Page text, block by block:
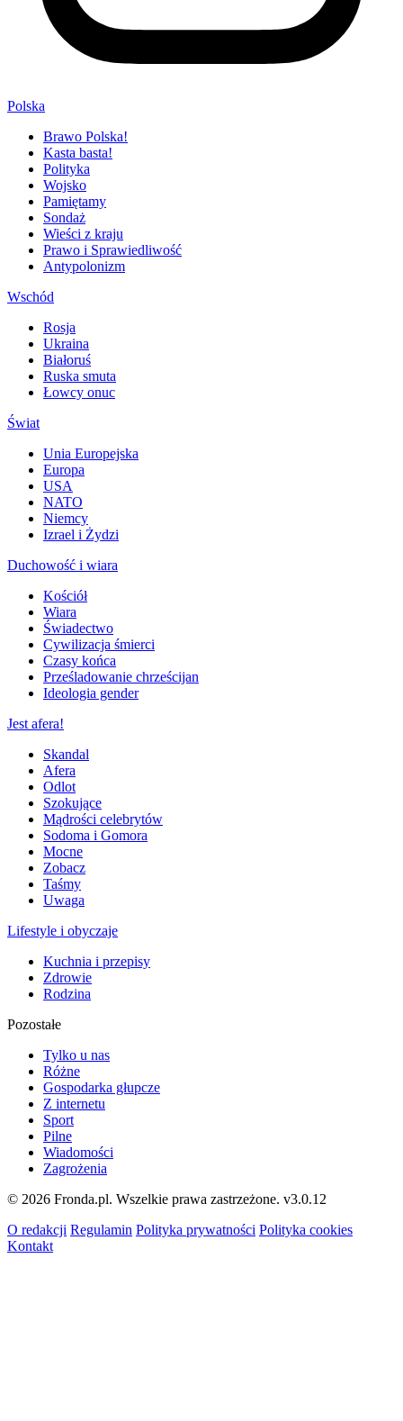
Polska
Brawo Polska!
Kasta basta!
Polityka
Wojsko
Pamiętamy
Sondaż
Wieści z kraju
Prawo i Sprawiedliwość
Antypolonizm
Wschód
Rosja
Ukraina
Białoruś
Ruska smuta
Łowcy onuc
Świat
Unia Europejska
Europa
USA
NATO
Niemcy
Izrael i Żydzi
Duchowość i wiara
Kościół
Wiara
Świadectwo
Cywilizacja śmierci
Czasy końca
Prześladowanie chrześcijan
Ideologia gender
Jest afera!
Skandal
Afera
Odlot
Szokujące
Mądrości celebrytów
Sodoma i Gomora
Mocne
Zobacz
Taśmy
Uwaga
Lifestyle i obyczaje
Kuchnia i przepisy
Zdrowie
Rodzina
Pozostałe
Tylko u nas
Różne
Gospodarka głupcze
Z internetu
Sport
Pilne
Wiadomości
Zagrożenia
© 2026 Fronda.pl. Wszelkie prawa zastrzeżone. v3.0.12
O redakcji Regulamin Polityka prywatności Polityka cookies
Kontakt